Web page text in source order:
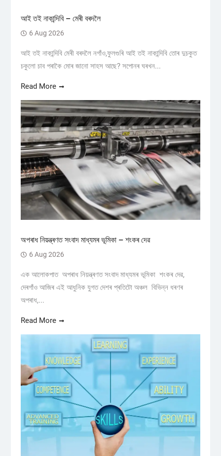
আই তই নাকান্দিবি – মেৰী বৰদলৈ
6 Aug 2026
আই তই নাকান্দিবি মেৰী বৰদলৈ নগাঁও,ফুলগুৰি আই তই নাকান্দিবি তোৰ দুচকুত
চকুলো চাব পৰাকৈ মোৰ জানো সাহস আছে? সপোনৰ ঘৰখন...
Read More
অপৰাধ নিয়ন্ত্ৰণত সংবাদ মাধ্যমৰ ভূমিকা – শংকৰ দেৱ
6 Aug 2026
এক আলোকপাত অপৰাধ নিয়ন্ত্ৰণত সংবাদ মাধ্যমৰ ভূমিকা শংকৰ দেৱ,
দেৰগাঁও আজিৰ এই আধুনিক যুগত দেশৰ প্ৰতিটো অঞ্চল বিভিন্ন ধৰণৰ
অপৰাধ,...
Read More